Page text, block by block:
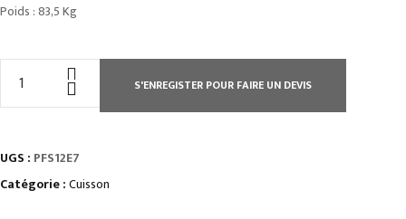
Poids : 83,5 Kg
PLAQUES
CARRÉES
S'ENREGISTER POUR FAIRE UN DEVIS
UGS : PFS12E7
Catégorie :Cuisson